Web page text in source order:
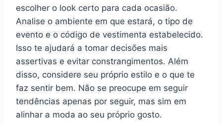
escolher o look certo para cada ocasião.
Analise o ambiente em que estará, o tipo de
evento e o código de vestimenta estabelecido.
Isso te ajudará a tomar decisões mais
assertivas e evitar constrangimentos. Além
disso, considere seu próprio estilo e o que te
faz sentir bem. Não se preocupe em seguir
tendências apenas por seguir, mas sim em
alinhar a moda ao seu próprio gosto.